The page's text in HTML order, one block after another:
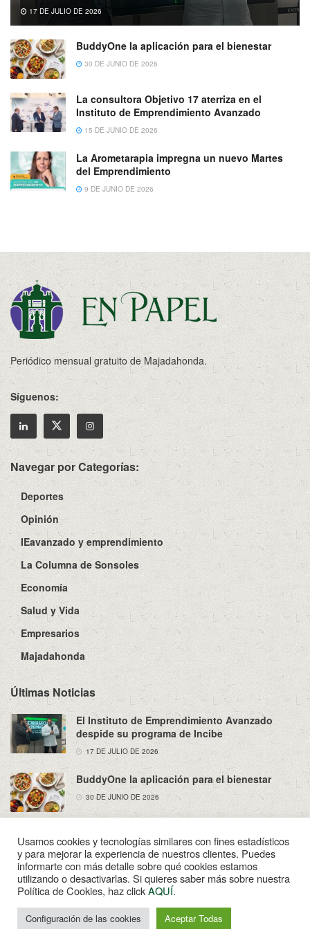
17 DE JULIO DE 2026
BuddyOne la aplicación para el bienestar
30 DE JUNIO DE 2026
La consultora Objetivo 17 aterriza en el
Instituto de Emprendimiento Avanzado
15 DE JUNIO DE 2026
La Arometarapia impregna un nuevo Martes
del Emprendimiento
9 DE JUNIO DE 2026
Periódico mensual gratuito de Majadahonda.
Síguenos:
Navegar por Categorías:
Deportes
Opinión
IEavanzado y emprendimiento
La Columna de Sonsoles
Economía
Salud y Vida
Empresarios
Majadahonda
Últimas Noticias
El Instituto de Emprendimiento Avanzado
despide su programa de Incibe
17 DE JULIO DE 2026
BuddyOne la aplicación para el bienestar
30 DE JUNIO DE 2026
Sobre Nosotros Política de Privacidad
Aviso Legal
Contacto
© 2022Enpapel- Tu periodico de Madahonda.
Usamos cookies y tecnologías similares con fines estadísticos
y para mejorar la experiencia de nuestros clientes. Puedes
informarte con más detalle sobre qué cookies estamos
utilizando o desactivarlas. Si quieres saber más sobre nuestra
Política de Cookies, haz clickAQUÍ.
Configuración de las cookies Aceptar Todas